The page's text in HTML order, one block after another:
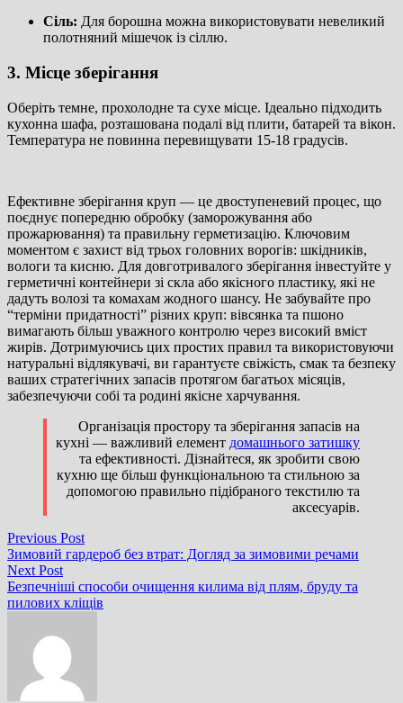
Сіль: Для борошна можна використовувати невеликий
полотняний мішечок із сіллю.
3. Місце зберігання
Оберіть темне, прохолодне та сухе місце. Ідеально підходить
кухонна шафа, розташована подалі від плити, батарей та вікон.
Температура не повинна перевищувати 15-18 градусів.
Ефективне зберігання круп — це двоступеневий процес, що
поєднує попередню обробку (заморожування або
прожарювання) та правильну герметизацію. Ключовим
моментом є захист від трьох головних ворогів: шкідників,
вологи та кисню. Для довготривалого зберігання інвестуйте у
герметичні контейнери зі скла або якісного пластику, які не
дадуть волозі та комахам жодного шансу. Не забувайте про
“терміни придатності” різних круп: вівсянка та пшоно
вимагають більш уважного контролю через високий вміст
жирів. Дотримуючись цих простих правил та використовуючи
натуральні відлякувачі, ви гарантуєте свіжість, смак та безпеку
ваших стратегічних запасів протягом багатьох місяців,
забезпечуючи собі та родині якісне харчування.
Організація простору та зберігання запасів на
кухні — важливий елемент домашнього затишку
та ефективності. Дізнайтеся, як зробити свою
кухню ще більш функціональною та стильною за
допомогою правильно підібраного текстилю та
аксесуарів.
Навігація
записів
Previous PostPrevious
post:
Зимовий гардероб без втрат: Догляд за зимовими речами
Next PostNext
post:
Безпечніші способи очищення килима від плям, бруду та
пилових кліщів